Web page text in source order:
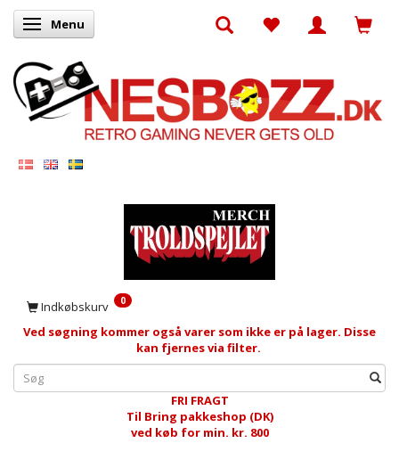
Skifte navigation
Menu
Indkøbskurv 0
Ved søgning kommer også varer som ikke er på lager. Disse
kan fjernes via filter.
FRI FRAGT
Til Bring pakkeshop (DK)
ved køb for min. kr. 800